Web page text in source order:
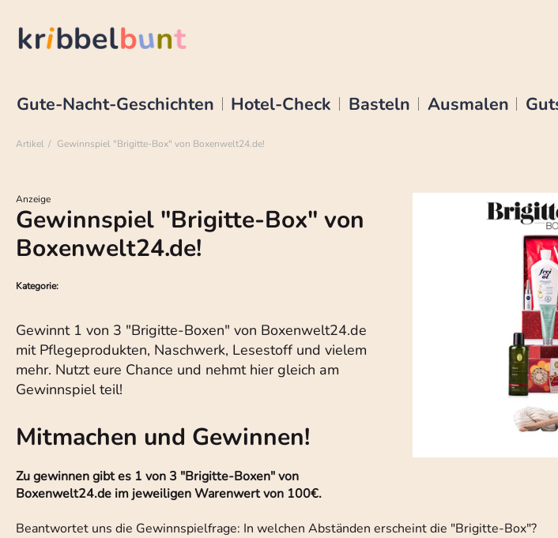
Gute-Nacht-Geschichten Hotel-Check Basteln Ausmalen
Artikel Gewinnspiel "Brigitte-Box" von Boxenwelt24.de!
Anzeige
Gewinnspiel "Brigitte-Box" von
Boxenwelt24.de!
Kategorie:
Gewinnt 1 von 3 "Brigitte-Boxen" von Boxenwelt24.de
mit Pflegeprodukten, Naschwerk, Lesestoff und vielem
mehr. Nutzt eure Chance und nehmt hier gleich am
Gewinnspiel teil!
Mitmachen und Gewinnen!
Zu gewinnen gibt es 1 von 3 "Brigitte-Boxen" von
Boxenwelt24.de im jeweiligen Warenwert von 100€.
Beantwortet uns die Gewinnspielfrage: In welchen Abständen erscheint die "Brigitte-Box"?